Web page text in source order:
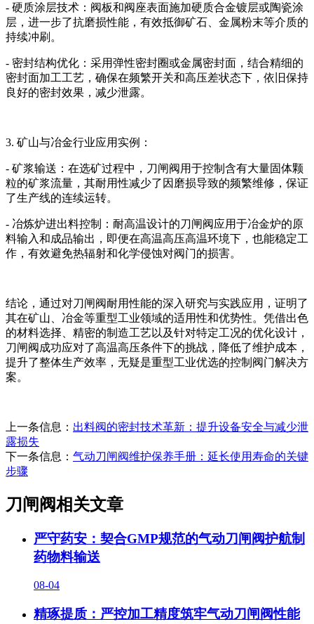
- 硬质涂层技术：阀板和阀座表面施加硬质合金镀层或陶瓷涂
层，进一步了抗磨损性能，有效抵御矿石、金属粉末等介质的
持续冲刷。
- 密封结构优化：采用弹性密封圈或金属密封面，结合精细的
密封面加工工艺，确保在频繁开关和高压差状态下，依旧保持
良好的密封效果，减少泄露。
3. 矿山与冶金行业应用实例：
- 矿浆输送：在选矿过程中，刀闸阀用于控制含有大量固体颗
粒的矿浆流量，其耐用性减少了因磨损导致的频繁维修，保证
了生产线的连续运转。
- 冶炼炉进出料控制：耐高温设计的刀闸阀应用于冶金炉的原
料输入和成品输出，即便在高温高压高温环境下，也能稳定工
作，有效避免热辐射和化学侵蚀对阀门的损害。
结论，通过对刀闸阀耐用性能的深入研究与实践应用，证明了
其在矿山、冶金等重型工业领域的适用性和优势性。凭借出色
的材料选择、精密的制造工艺以及针对特定工况的优化设计，
刀闸阀成功应对了高温高压条件下的挑战，降低了维护成本，
提升了整体生产效率，无疑是重型工业优选的控制阀门解决方
案。
上一条信息： 出料阀的密封技术革新：提升设备安全与减少泄
露损失
下一条信息： 气动刀闸阀维护保养手册：延长使用寿命的关键
步骤
刀闸阀相关文章
严守药安：契合GMP规范的气动刀闸阀护航制
药物料输送
08-04
精琢提质：严控加工精度筑牢气动刀闸阀性能